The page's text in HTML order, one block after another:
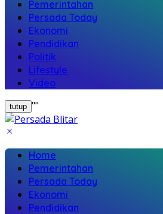
Pemerintahan
Persada Today
Ekonomi
Pendidikan
Politik
Lifestyle
Video
tutup ""
Home
Pemerintahan
Persada Today
Ekonomi
Pendidikan